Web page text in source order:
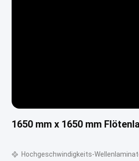
1650 mm x 1650 mm
Hochgeschwindigkeits-